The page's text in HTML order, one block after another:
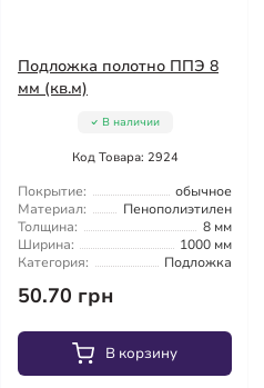
Подложка полотно ППЭ 8
мм (кв.м)
В наличии
Код Товара: 2924
Покрытие:
обычное
Материал:
Пенополиэтилен
Толщина:
8 мм
Ширина:
1000 мм
Категория:
Подложка
50.70 грн
В корзину